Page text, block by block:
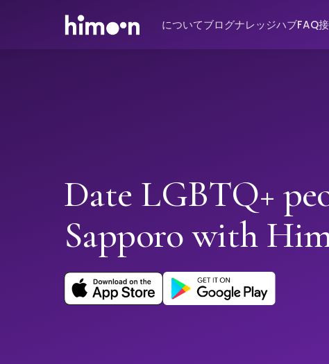
についてブログナレッジハブFAQ
Date LGBTQ+
Sapporo with